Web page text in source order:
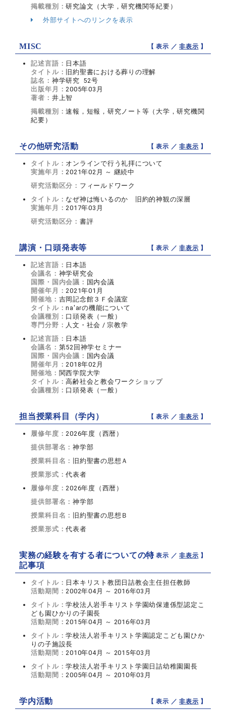
掲載種別：研究論文（大学，研究機関等紀要）
外部サイトへのリンクを表示
MISC 【 表示 ／非表示 】
記述言語： 日本語
タイトル：
旧約聖書における葬りの理解
誌名： 神学研究 52号
出版年月：2005年03月
著者： 井上智
掲載種別：速報，短報，研究ノート等（大学，研究機関
紀要）
その他研究活動 【 表示 ／非表示 】
タイトル： オンラインで行う礼拝について
実施年月：2021年02月 ～ 継続中
研究活動区分： フィールドワーク
タイトル： なぜ神は悔いるのか 旧約的神観の深層
実施年月：2017年03月
研究活動区分： 書評
講演・口頭発表等 【 表示 ／非表示 】
記述言語： 日本語
会議名： 神学研究会
国際・国内会議： 国内会議
開催年月：2021年01月
開催地： 吉岡記念館３Ｆ会議室
タイトル：na'arの機能について
会議種別： 口頭発表（一般）
専門分野： 人文・社会 / 宗教学
記述言語： 日本語
会議名： 第52回神学セミナー
国際・国内会議： 国内会議
開催年月：2018年02月
開催地： 関西学院大学
タイトル：高齢社会と教会ワークショップ
会議種別： 口頭発表（一般）
担当授業科目（学内） 【 表示 ／非表示 】
履修年度：2026年度（西暦）
提供部署名：神学部
授業科目名：
旧約聖書の思想Ａ
授業形式：代表者
履修年度：2026年度（西暦）
提供部署名：神学部
授業科目名：
旧約聖書の思想Ｂ
授業形式：代表者
実務の経験を有する者についての特
記事項
【 表示 ／非表示 】
タイトル： 日本キリスト教団日詰教会主任担任教師
活動期間：2002年04月 ～ 2016年03月
タイトル：学校法人岩手キリスト学園幼保連係型認定こ
ども園ひかりの子園長
活動期間：2015年04月 ～ 2016年03月
タイトル：学校法人岩手キリスト学園認定こども園ひか
りの子施設長
活動期間：2010年04月 ～ 2015年03月
タイトル：学校法人岩手キリスト学園日詰幼稚園園長
活動期間：2005年04月 ～ 2010年03月
学内活動 【 表示 ／非表示 】